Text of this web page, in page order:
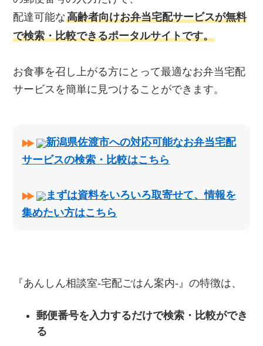
配達可能な高齢者向けお弁当宅配サービスが無料
で検索・比較できるポータルサイトです。
お食事を召し上がる方にとって最適なお弁当宅配
サービスを簡単に見つけることができます。
新潟県佐渡市への対応可能なお弁当宅配
サービスの検索・比較はこちら
まずは資料をいろいろ取寄せて、情報を
集めたい方はこちら
『あんしん相談室‐宅配ごはん案内‐』の特徴は、
郵便番号を入力するだけで検索・比較ができ
る